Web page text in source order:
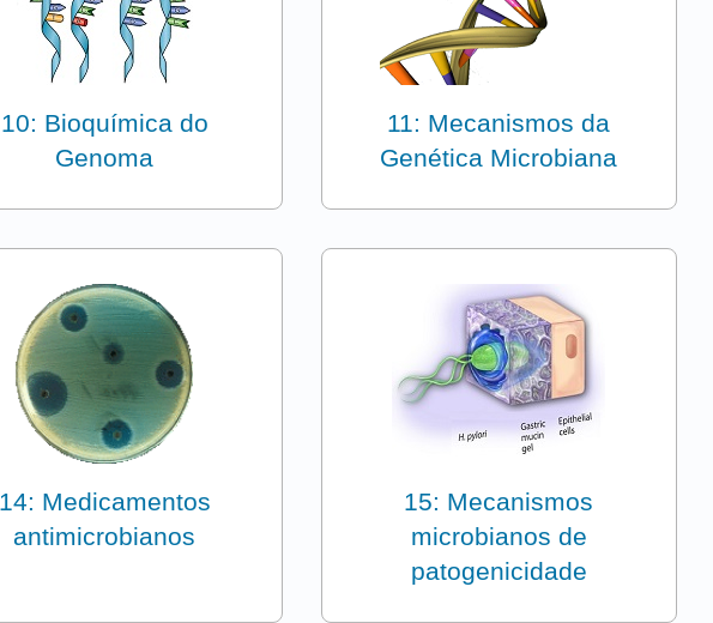
10: Bioquímica do
Genoma
11: Mecanismos da
Genética Microbiana
14: Medicamentos
antimicrobianos
15: Mecanismos
microbianos de
patogenicidade